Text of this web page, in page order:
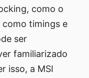
como o
como timings e
ser
familiarizado
isso, a MSI